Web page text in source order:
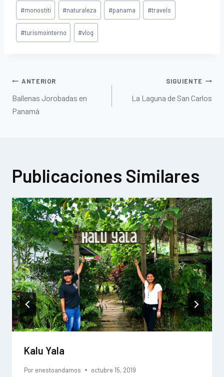
#monostiti #naturaleza #panama #travels
#turismointerno #vlog
ANTERIOR
Ballenas Jorobadas en
Panamá
SIGUIENTE
La Laguna de San Carlos
Publicaciones Similares
Kalu Yala
Por enestoandamos octubre 15, 2019